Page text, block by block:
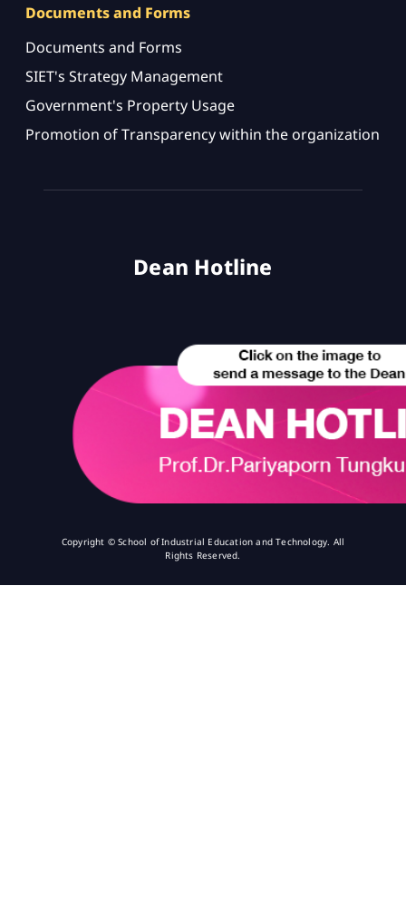
Documents and Forms
Documents and Forms
SIET's Strategy Management
Government's Property Usage
Promotion of Transparency within the organization
Dean Hotline
Copyright © School of Industrial Education and Technology. All
Rights Reserved.